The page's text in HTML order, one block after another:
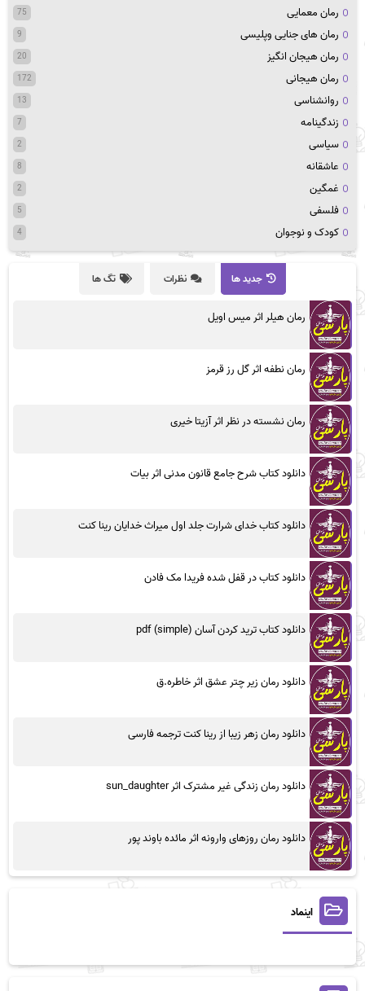
رمان معمایی 75
رمان های جنایی وپلیسی 9
رمان هیجان انگیز 20
رمان هیجانی 172
روانشناسی 13
زندگینامه 7
سیاسی 2
عاشقانه 8
غمگین 2
فلسفی 5
کودک و نوجوان 4
جدید ها نظرات تگ ها
رمان هیلر اثر میس اویل
رمان نطفه اثر گل رز قرمز
رمان نشسته در نظر اثر آزیتا خیری
دانلود کتاب شرح جامع قانون مدنی اثر بیات
دانلود کتاب خدای شرارت جلد اول میراث خدایان رینا کنت
دانلود کتاب در قفل شده فریدا مک فادن
دانلود کتاب ترید کردن آسان (simple) pdf
دانلود رمان زیر چتر عشق اثر خاطره.ق
دانلود رمان زهر زیبا از رینا کنت ترجمه فارسی
دانلود رمان زندگی غیر مشترک اثر sun_daughter
دانلود رمان روزهای وارونه اثر مائده باوند پور
اینماد